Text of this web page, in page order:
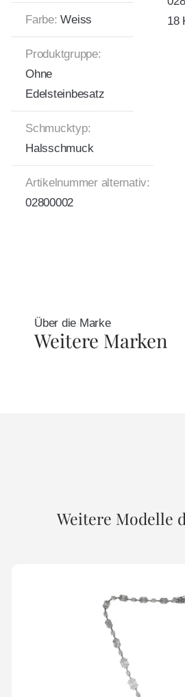
Farbe: Weiss
Produktgruppe:
Ohne
Edelsteinbesatz
Schmucktyp:
Halsschmuck
Artikelnummer alternativ:
02800002
18
Über die Marke
Weitere Marken
Weitere Modelle